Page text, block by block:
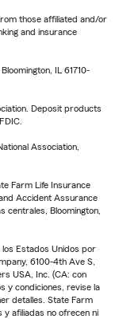
those affiliated and/or
and insurance
IL 61710-
Deposit products
Association,
Farm Life Insurance
Accident Assurance
centrales, Bloomington,
Estados Unidos por
6100-4th Ave S,
USA, Inc. (CA: con
y condiciones, revise la
detalles. State Farm
y afiliadas no ofrecen ni